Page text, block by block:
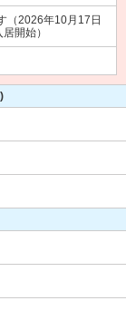
（2026年10月17日
開始）